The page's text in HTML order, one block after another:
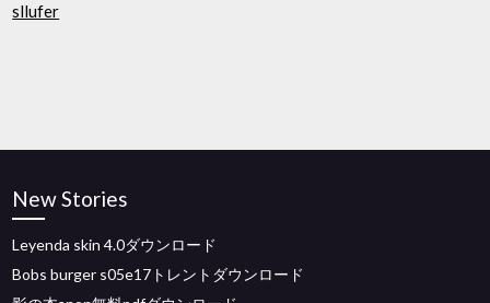
sllufer
New Stories
Leyenda skin 4.0ダウンロード
Bobs burger s05e17トレントダウンロード